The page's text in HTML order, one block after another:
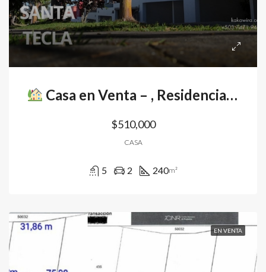
Casa en Venta – , Residencial Primavera , Santa Tecla
$510,000
CASA
5 2 240m²
EN VENTA